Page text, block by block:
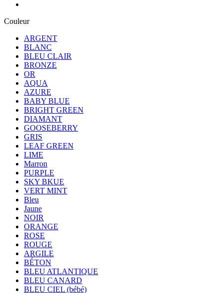
Couleur
ARGENT
BLANC
BLEU CLAIR
BRONZE
OR
AQUA
AZURE
BABY BLUE
BRIGHT GREEN
DIAMANT
GOOSEBERRY
GRIS
LEAF GREEN
LIME
Marron
PURPLE
SKY BKUE
VERT MINT
Bleu
Jaune
NOIR
ORANGE
ROSE
ROUGE
ARGILE
BÉTON
BLEU ATLANTIQUE
BLEU CANARD
BLEU CIEL (bébé)